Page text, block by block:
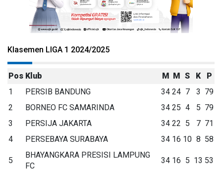
Klasemen LIGA 1 2024/2025
Pos Klub M M S K
P
1
PERSIB BANDUNG 34 24 7 3 79
2
BORNEO FC SAMARINDA 34 25 4 5 79
3
PERSIJA JAKARTA 34 22 5 7 71
4
PERSEBAYA SURABAYA 34 16 10 8 58
5
BHAYANGKARA PRESISI LAMPUNG
FC
34 16 5 13 53